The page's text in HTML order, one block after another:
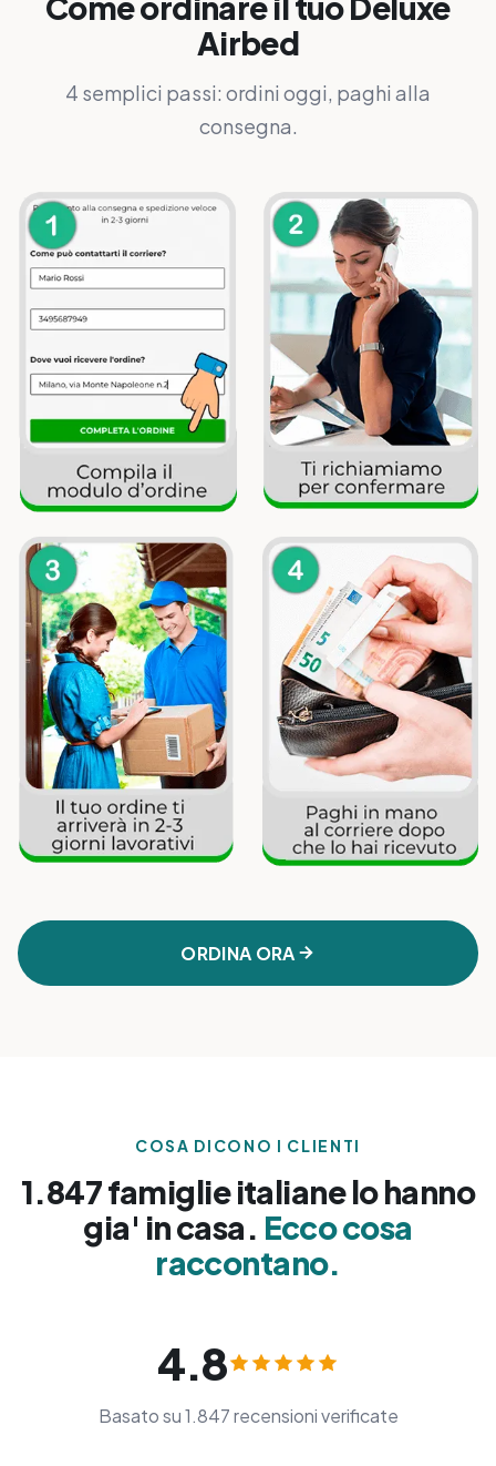
Airbed
4 semplici passi: ordini oggi, paghi alla
consegna.
ORDINA ORA
COSA DICONO I CLIENTI
1.847 famiglie italiane lo hanno
gia' in casa. Ecco cosa
raccontano.
4.8
Basato su 1.847 recensioni verificate